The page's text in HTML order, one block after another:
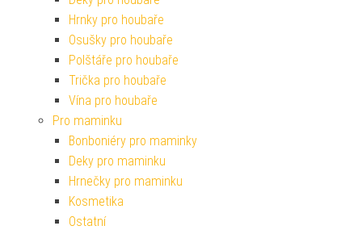
Hrnky pro houbaře
Osušky pro houbaře
Polštáře pro houbaře
Trička pro houbaře
Vína pro houbaře
Pro maminku
Bonboniéry pro maminky
Deky pro maminku
Hrnečky pro maminku
Kosmetika
Ostatní